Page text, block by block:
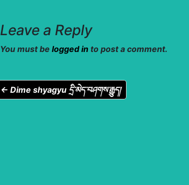
Leave a Reply
You must be logged in to post a comment.
← Dime shyagyu དྲི་མེད་བཤགས་རྒྱུད།